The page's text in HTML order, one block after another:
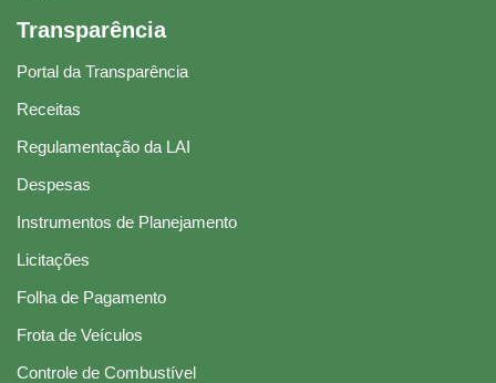
Transparência
Portal da Transparência
Receitas
Regulamentação da LAI
Despesas
Instrumentos de Planejamento
Licitações
Folha de Pagamento
Frota de Veículos
Controle de Combustível